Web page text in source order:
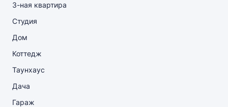
3-ная квартира
Студия
Дом
Коттедж
Таунхаус
Дача
Гараж